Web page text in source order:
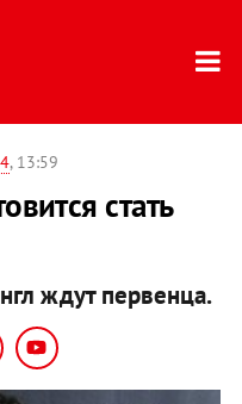
, 13:59
стать
ждут первенца.